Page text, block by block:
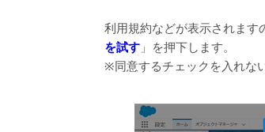
利用規約などが表示されます
を試す 」を押下します。
※同意するチェックを入れな